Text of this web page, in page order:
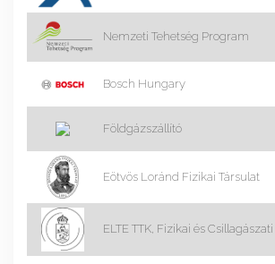
Nemzeti Tehetség Program
Bosch Hungary
Földgázszállító
Eötvös Loránd Fizikai Társulat
ELTE TTK, Fizikai és